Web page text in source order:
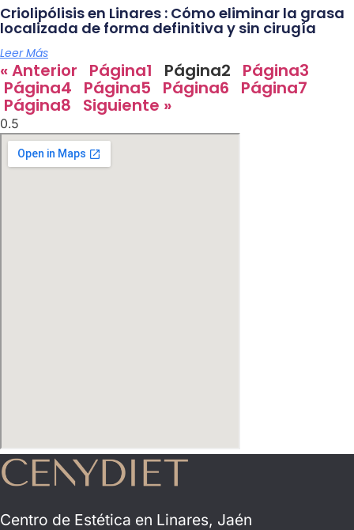
Criolipólisis en Linares : Cómo eliminar la grasa
localizada de forma definitiva y sin cirugía
Leer Más
« Anterior Página1 Página2 Página3
Página4 Página5 Página6 Página7
Página8 Siguiente »
Centro de Estética en Linares, Jaén